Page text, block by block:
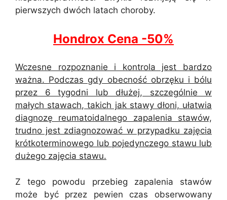
pierwszych dwóch latach choroby.
Hondrox Cena -50%
Wczesne rozpoznanie i kontrola jest bardzo
ważna. Podczas gdy obecność obrzęku i bólu
przez 6 tygodni lub dłużej, szczególnie w
małych stawach, takich jak stawy dłoni, ułatwia
diagnozę reumatoidalnego zapalenia stawów,
trudno jest zdiagnozować w przypadku zajęcia
krótkoterminowego lub pojedynczego stawu lub
dużego zajęcia stawu.
Z tego powodu przebieg zapalenia stawów
może być przez pewien czas obserwowany